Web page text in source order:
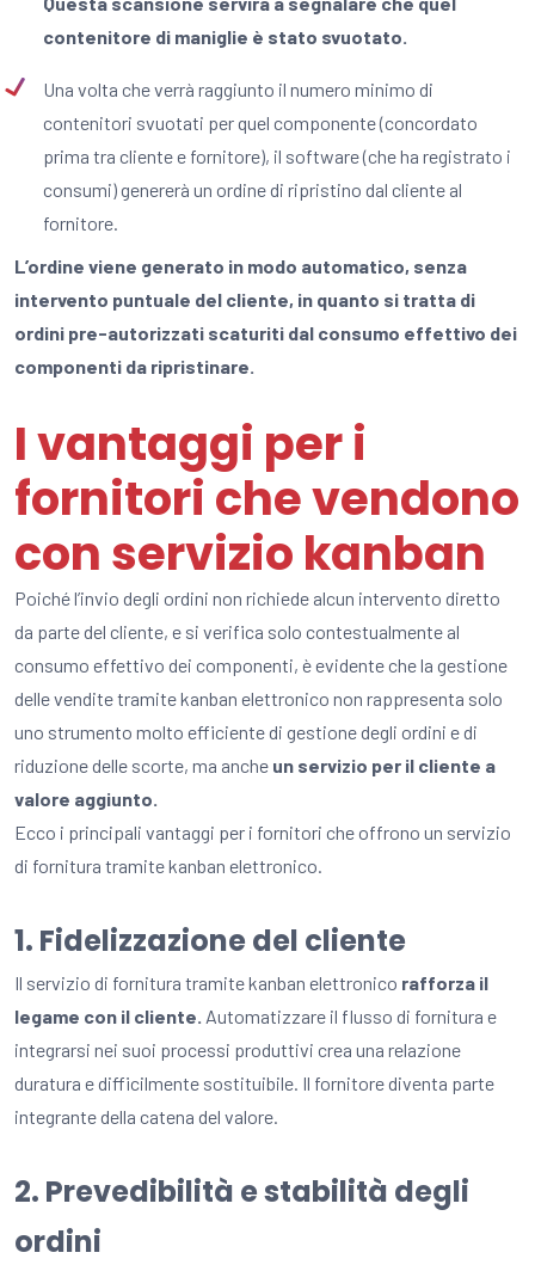
contenitore di maniglie è stato svuotato.
Una volta che verrà raggiunto il numero minimo di
contenitori svuotati per quel componente (concordato
prima tra cliente e fornitore), il software (che ha registrato i
consumi) genererà un ordine di ripristino dal cliente al
fornitore.
L’ordine viene generato in modo automatico, senza
intervento puntuale del cliente, in quanto si tratta di
ordini pre-autorizzati scaturiti dal consumo effettivo dei
componenti da ripristinare.
I vantaggi per i
fornitori che vendono
con servizio kanban
Poiché l’invio degli ordini non richiede alcun intervento diretto
da parte del cliente, e si verifica solo contestualmente al
consumo effettivo dei componenti, è evidente che la gestione
delle vendite tramite kanban elettronico non rappresenta solo
uno strumento molto efficiente di gestione degli ordini e di
riduzione delle scorte, ma anche un servizio per il cliente a
valore aggiunto.
Ecco i principali vantaggi per i fornitori che offrono un servizio
di fornitura tramite kanban elettronico.
1. Fidelizzazione del cliente
Il servizio di fornitura tramite kanban elettronico rafforza il
legame con il cliente. Automatizzare il flusso di fornitura e
integrarsi nei suoi processi produttivi crea una relazione
duratura e difficilmente sostituibile. Il fornitore diventa parte
integrante della catena del valore.
2. Prevedibilità e stabilità degli
ordini